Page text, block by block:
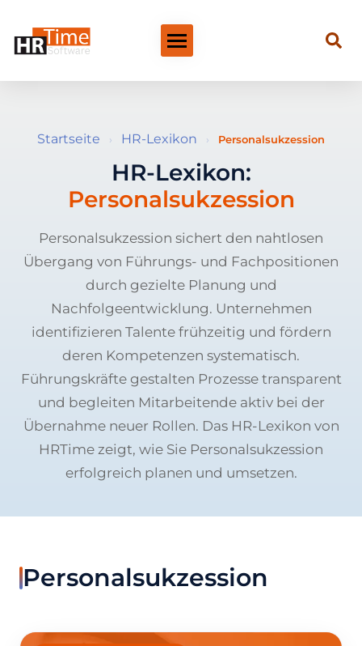
Startseite › HR-Lexikon › Personalsukzession
HR-Lexikon:
Personalsukzession
Personalsukzession sichert den nahtlosen
Übergang von Führungs- und Fachpositionen
durch gezielte Planung und
Nachfolgeentwicklung. Unternehmen
identifizieren Talente frühzeitig und fördern
deren Kompetenzen systematisch.
Führungskräfte gestalten Prozesse transparent
und begleiten Mitarbeitende aktiv bei der
Übernahme neuer Rollen. Das HR-Lexikon von
HRTime zeigt, wie Sie Personalsukzession
erfolgreich planen und umsetzen.
Personalsukzession